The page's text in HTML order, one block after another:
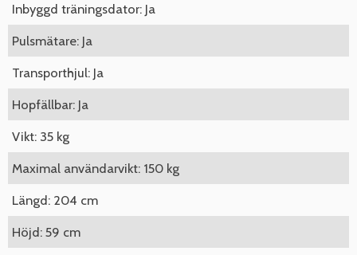
Inbyggd träningsdator: Ja
Pulsmätare: Ja
Transporthjul: Ja
Hopfällbar: Ja
Vikt: 35 kg
Maximal användarvikt: 150 kg
Längd: 204 cm
Höjd: 59 cm